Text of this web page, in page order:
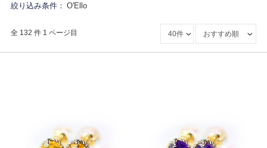
絞り込み条件： O'Ello
全 132 件 1 ページ目